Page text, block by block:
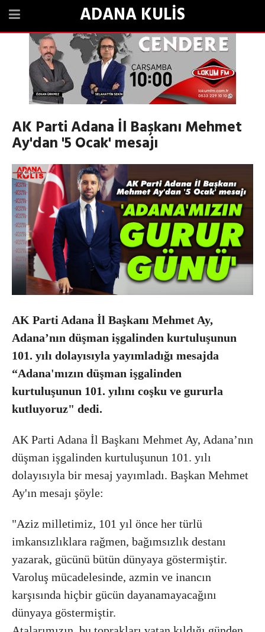
ADANA KULİS
AK Parti Adana İl Başkanı Mehmet
Ay'dan '5 Ocak' mesajı
AK Parti Adana İl Başkanı Mehmet Ay,
Adana’nın düşman işgalinden kurtuluşunun
101. yılı dolayısıyla yayımladığı mesajda
“Adana'mızın düşman işgalinden
kurtuluşunun 101. yılını coşku ve gururla
kutluyoruz" dedi.
AK Parti Adana İl Başkanı Mehmet Ay, Adana’nın
düşman işgalinden kurtuluşunun 101. yılı
dolayısıyla bir mesaj yayımladı. Başkan Mehmet
Ay'ın mesajı şöyle:
"Aziz milletimiz, 101 yıl önce her türlü
imkansızlıklara rağmen, bağımsızlık destanı
yazarak, gücünü bütün dünyaya göstermiştir.
Varoluş mücadelesinde, azmin ve inancın
karşısında hiçbir gücün dayanamayacağını
dünyaya göstermiştir.